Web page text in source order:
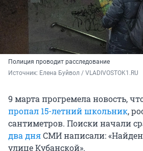
Полиция проводит расследование
Источник: Елена Буйвол / VLADIVOSTOK1.RU
9 марта прогремела новость,
пропал 15-летний школьник,
сантиметров. Поиски начали
два дняСМИ написали:
улице Кубанской».